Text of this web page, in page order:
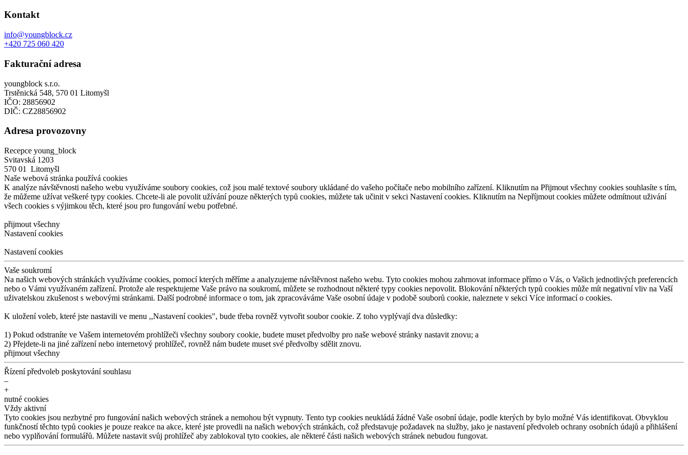
Kontakt
info@youngblock.cz
+420 725 060 420
Fakturační adresa
youngblock s.r.o.
Trstěnická 548, 570 01 Litomyšl
IČO: 28856902
DIČ: CZ28856902
Adresa provozovny
Recepce young_block
Svitavská 1203
570 01 Litomyšl
Naše webová stránka používá cookies
K analýze návštěvnosti našeho webu využíváme soubory cookies, což jsou malé textové soubory ukládané do vašeho počítače nebo mobilního zařízení. Kliknutím na Přijmout všechny cookies souhlasíte s tím,
že můžeme užívat veškeré typy cookies. Chcete-li ale povolit užívání pouze některých typů cookies, můžete tak učinit v sekci Nastavení cookies. Kliknutím na Nepříjmout cookies můžete odmítnout uživání
všech cookies s výjimkou těch, které jsou pro fungování webu potřebné.
přijmout všechny
Nastavení cookies
Nastavení cookies
Vaše soukromí
Na našich webových stránkách využíváme cookies, pomocí kterých měříme a analyzujeme návštěvnost našeho webu. Tyto cookies mohou zahrnovat informace přímo o Vás, o Vašich jednotlivých preferencích
nebo o Vámi využívaném zařízení. Protože ale respektujeme Vaše právo na soukromí, můžete se rozhodnout některé typy cookies nepovolit. Blokování některých typů cookies může mít negativní vliv na Vaší
uživatelskou zkušenost s webovými stránkami. Další podrobné informace o tom, jak zpracováváme Vaše osobní údaje v podobě souborů cookie, naleznete v sekci Více informací o cookies.
K uložení voleb, které jste nastavili ve menu ,,Nastavení cookies", bude třeba rovněž vytvořit soubor cookie. Z toho vyplývají dva důsledky:
1) Pokud odstraníte ve Vašem internetovém prohlížeči všechny soubory cookie, budete muset předvolby pro naše webové stránky nastavit znovu; a
2) Přejdete-li na jiné zařízení nebo internetový prohlížeč, rovněž nám budete muset své předvolby sdělit znovu.
přijmout všechny
Řízení předvoleb poskytování souhlasu
–
+
nutné cookies
Vždy aktivní
Tyto cookies jsou nezbytné pro fungování našich webových stránek a nemohou být vypnuty. Tento typ cookies neukládá žádné Vaše osobní údaje, podle kterých by bylo možné Vás identifikovat. Obvyklou
funkčností těchto typů cookies je pouze reakce na akce, které jste provedli na našich webových stránkách, což představuje požadavek na služby, jako je nastavení předvoleb ochrany osobních údajů a přihlášení
nebo vyplňování formulářů. Můžete nastavit svůj prohlížeč aby zablokoval tyto cookies, ale některé části našich webových stránek nebudou fungovat.